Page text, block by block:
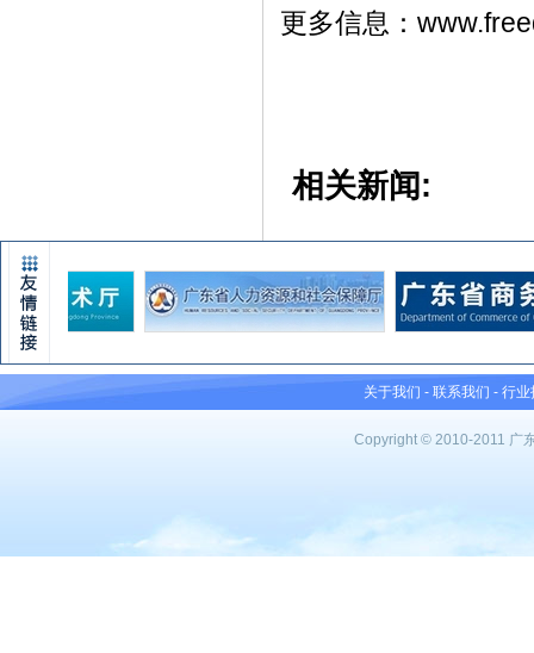
更多信息：
相关新闻:
关于我们 - 联系我们 - 行业
Copyright © 2010-2011 广